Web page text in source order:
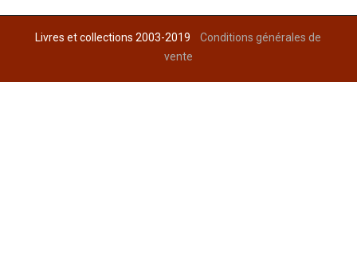
Livres et collections 2003-2019Conditions générales de
vente